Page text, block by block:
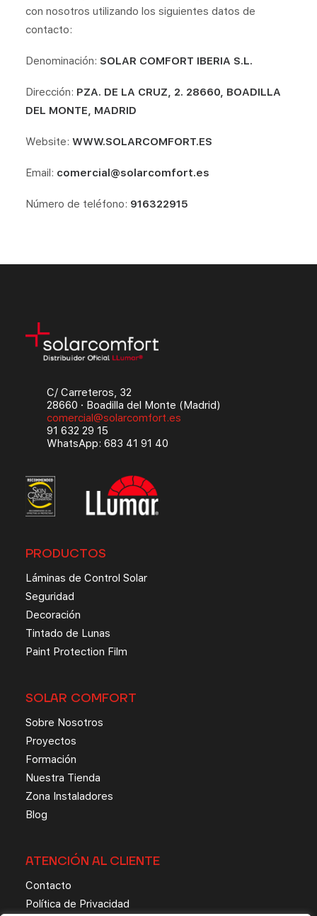
con nosotros utilizando los siguientes datos de
contacto:
Denominación: SOLAR COMFORT IBERIA S.L.
Dirección: PZA. DE LA CRUZ, 2. 28660, BOADILLA
DEL MONTE, MADRID
Website: WWW.SOLARCOMFORT.ES
Email: comercial@solarcomfort.es
Número de teléfono: 916322915
C/ Carreteros, 32
28660 · Boadilla del Monte (Madrid)
comercial@solarcomfort.es
91 632 29 15
WhatsApp: 683 41 91 40
PRODUCTOS
Láminas de Control Solar
Seguridad
Decoración
Tintado de Lunas
Paint Protection Film
SOLAR COMFORT
Sobre Nosotros
Proyectos
Formación
Nuestra Tienda
Zona Instaladores
Blog
ATENCIÓN AL CLIENTE
Contacto
Política de Privacidad